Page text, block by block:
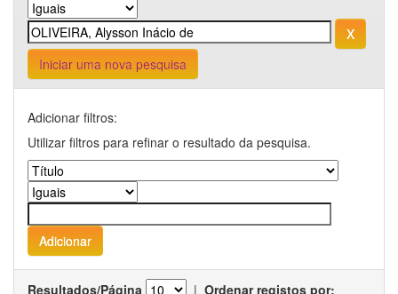
Iniciar uma nova pesquisa
Adicionar filtros:
Utilizar filtros para refinar o resultado da pesquisa.
Resultados/Página | Ordenar registos por: